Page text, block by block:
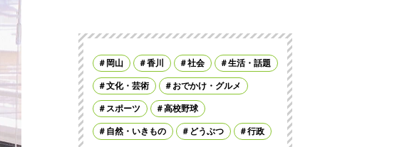
岡山 香川 社会 生活・話題
文化・芸術 おでかけ・グルメ
スポーツ 高校野球
自然・いきもの どうぶつ 行政